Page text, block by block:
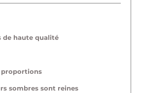
de haute qualité
proportions
sombres sont reines